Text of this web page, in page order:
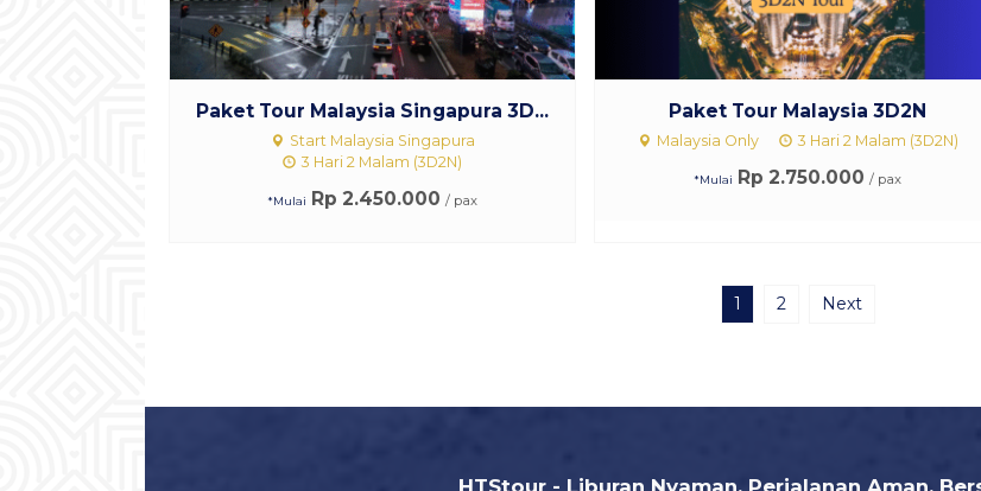
Paket Tour Malaysia Singapura 3D...
Start Malaysia Singapura
3 Hari 2 Malam (3D2N)
*Mulai Rp 2.450.000 / pax
Paket Tour Malaysia 3D2N
Malaysia Only 3 Hari 2 Malam (3D2N)
*Mulai Rp 2.750.000 / pax
1 2 Next